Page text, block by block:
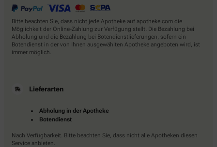
Bitte beachten Sie, dass nicht jede Apotheke auf apotheke.com die
Möglichkeit der Online-Zahlung zur Verfügung stellt. Die Bezahlung bei
Abholung und die Bezahlung bei Botendienstlieferungen, sofern ein
Botendienst in der von Ihnen ausgewählten Apotheke angeboten wird, ist
immer möglich.
Lieferarten
Abholung in der Apotheke
Botendienst
Nach Verfügbarkeit. Bitte beachten Sie, dass nicht alle Apotheken diesen
Service anbieten.